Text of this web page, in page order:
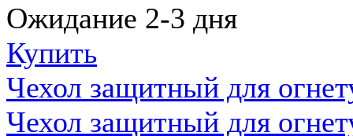
Ожидание 2-3 дня
Купить
Чехол защитный для
Чехол защитный для